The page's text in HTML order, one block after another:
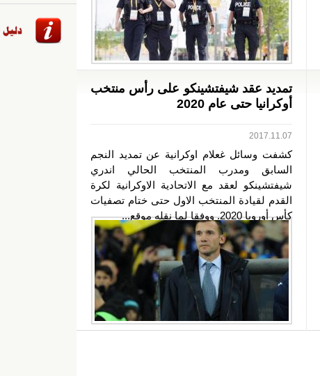
تمديد عقد شيفتشينكو على رأس منتخب
أوكرانيا حتى عام 2020
2017.11.07
كشفت وسائل غعلام اوكرانية عن تمديد النجم
السابق ومدرب المنتخب الحالي اندري
شيفتشينكو لعقد مع الاتحادية الاوكرانية لكرة
القدم لقيادة المنتخب الاول حتى ختام تصفيات
كأس أوروبا 2020. ووفقا لما نقله موقع...